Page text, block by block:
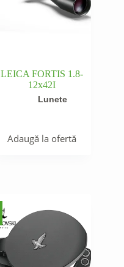
LEICA FORTIS 1.8-
12x42I
Lunete
Adaugă la ofertă